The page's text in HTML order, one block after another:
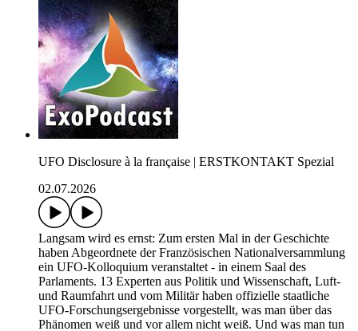
UFO Disclosure à la française | ERSTKONTAKT Spezial
02.07.2026
Langsam wird es ernst: Zum ersten Mal in der Geschichte
haben Abgeordnete der Französischen Nationalversammlung
ein UFO-Kolloquium veranstaltet - in einem Saal des
Parlaments. 13 Experten aus Politik und Wissenschaft, Luft-
und Raumfahrt und vom Militär haben offizielle staatliche
UFO-Forschungsergebnisse vorgestellt, was man über das
Phänomen weiß und vor allem nicht weiß. Und was man tun